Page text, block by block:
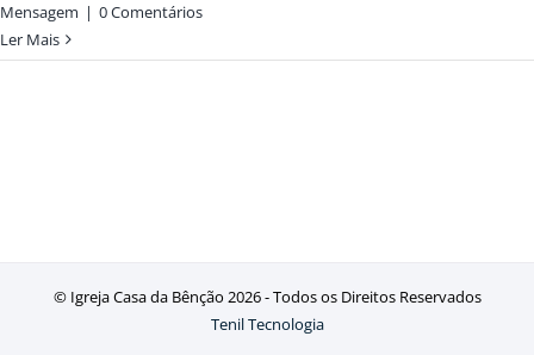
Mensagem | 0 Comentários
Ler Mais
© Igreja Casa da Bênção 2026 - Todos os Direitos Reservados
Tenil Tecnologia